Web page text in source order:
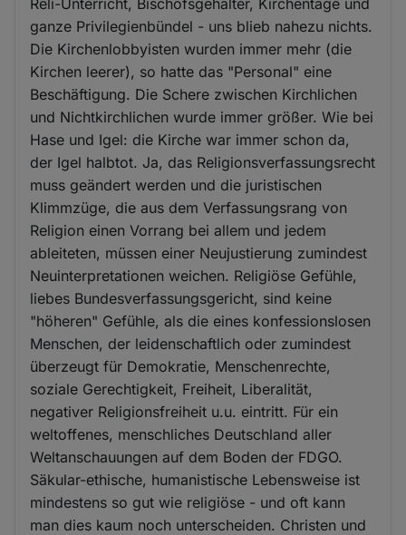
ganze Privilegienbündel - uns blieb nahezu nichts.
Die Kirchenlobbyisten wurden immer mehr (die
Kirchen leerer), so hatte das "Personal" eine
Beschäftigung. Die Schere zwischen Kirchlichen
und Nichtkirchlichen wurde immer größer. Wie bei
Hase und Igel: die Kirche war immer schon da,
der Igel halbtot. Ja, das Religionsverfassungsrecht
muss geändert werden und die juristischen
Klimmzüge, die aus dem Verfassungsrang von
Religion einen Vorrang bei allem und jedem
ableiteten, müssen einer Neujustierung zumindest
Neuinterpretationen weichen. Religiöse Gefühle,
liebes Bundesverfassungsgericht, sind keine
"höheren" Gefühle, als die eines konfessionslosen
Menschen, der leidenschaftlich oder zumindest
überzeugt für Demokratie, Menschenrechte,
soziale Gerechtigkeit, Freiheit, Liberalität,
negativer Religionsfreiheit u.u. eintritt. Für ein
weltoffenes, menschliches Deutschland aller
Weltanschauungen auf dem Boden der FDGO.
Säkular-ethische, humanistische Lebensweise ist
mindestens so gut wie religiöse - und oft kann
man dies kaum noch unterscheiden. Christen und